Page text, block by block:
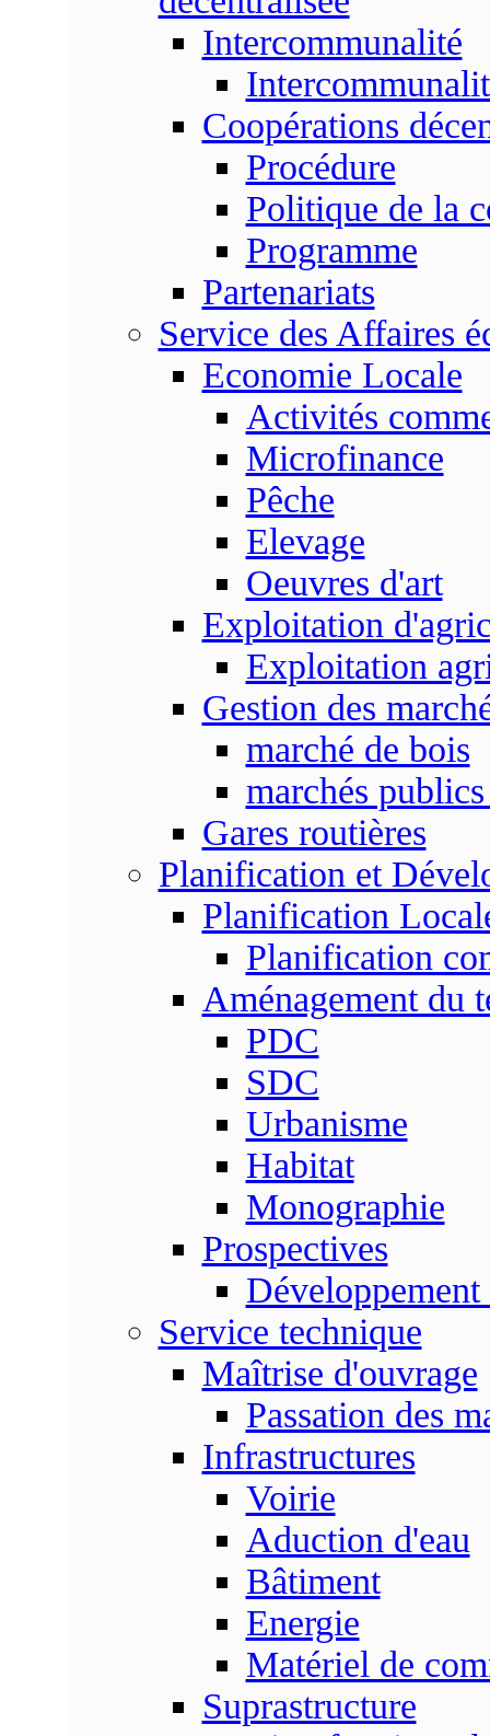
Intercommunalité
Coopérations
Procédure
Politique de la
Programme
Partenariats
Service des Affaires
Economie Locale
Activités
Microfinance
Pêche
Elevage
Oeuvres d'art
Exploitation
Exploitation
Gestion des
marché de bois
marchés
Gares routières
Planification et
Planification
Planification
Aménagement du
PDC
SDC
Urbanisme
Habitat
Monographie
Prospectives
Développement
Service technique
Maîtrise d'ouvrage
Passation des
Infrastructures
Voirie
Aduction d'eau
Bâtiment
Energie
Matériel de
Suprastructure